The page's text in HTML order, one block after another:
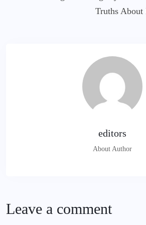
Truths About
editors
About Author
Leave a comment